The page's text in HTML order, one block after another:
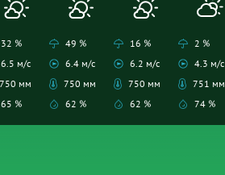
32 %
6.5 м/с
750 мм
65 %
49 %
6.4 м/с
750 мм
62 %
16 %
6.2 м/с
750 мм
62 %
2 %
4.3 м/с
751 мм
74 %